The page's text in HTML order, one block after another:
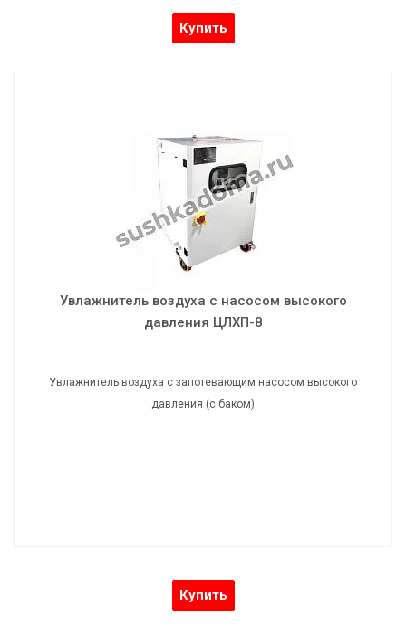
Купить
Увлажнитель воздуха с насосом высокого
давления ЦЛХП-8
Увлажнитель воздуха с запотевающим насосом высокого
давления (с баком)
давления ЦЛХП-8
Увлажнитель воздуха с запотевающим насосом высокого
давления (с баком)
Купить